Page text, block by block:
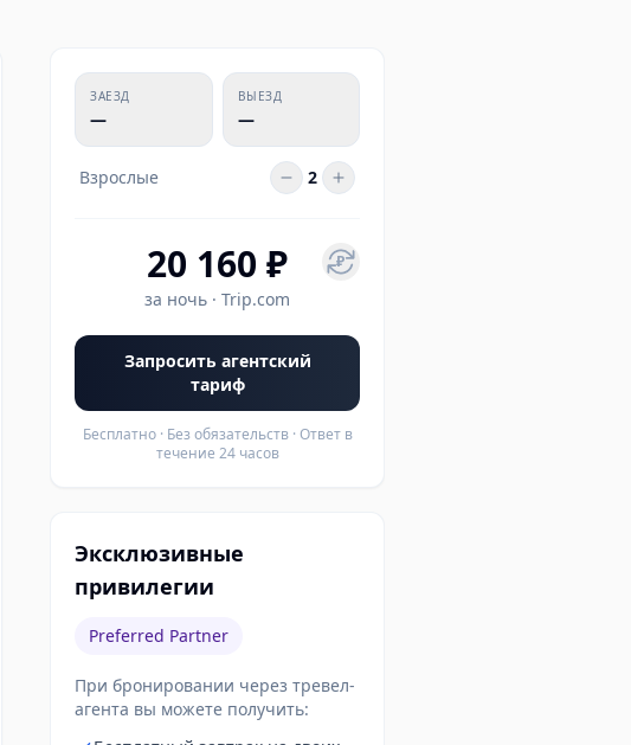
ЗАЕЗД
—
ВЫЕЗД
—
Взрослые 2
₽
20 160 ₽
за ночь ·Trip.com
Запросить агентский
тариф
Бесплатно · Без обязательств · Ответ в
течение 24 часов
Эксклюзивные
привилегии
Preferred Partner
При бронировании через тревел-
агента вы можете получить: